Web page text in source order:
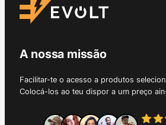
A nossa missão
Facilitar-te o acesso a produtos
Colocá-los ao teu dispor a um preço